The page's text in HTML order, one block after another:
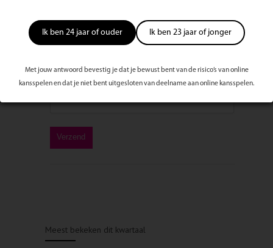
Ik ben 24 jaar of ouder Ik ben 23 jaar of jonger
Met jouw antwoord bevestig je dat je bewust bent van de risico’s van online
kansspelen en dat je niet bent uitgesloten van deelname aan online kansspelen.
Meest bekeken dit kwartaal